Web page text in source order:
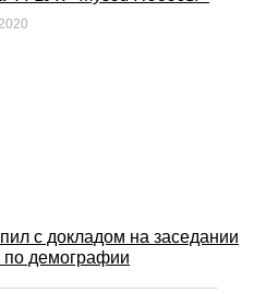
с докладом на заседании
по демографии